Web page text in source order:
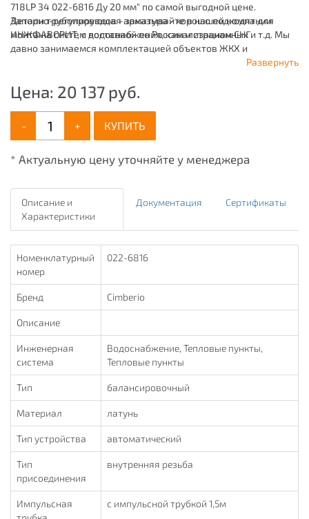
718LP 34 022-6816 Ду 20 мм" по самой выгодной цене.
Запорно-регулирующая арматура - хорошо подходят для
монтажа систем водоснабжения, канализационных и т.д. Мы
давно занимаемся комплектацией объектов ЖКХ и
промышленных зданий, имея широкий ассортимент
канализации и пожаротушения.
Детали трубопроводов - заказывайте в нашей компании
ИНЖФАВОРИТ, с доставкой по России и странам СНГ.
Развернуть
Цена: 20 137 руб.
- + КУПИТЬ
* Актуальную цену уточняйте у менеджера
Описание и
Характеристики
Документация Сертификаты
Номенклатурный
номер
022-6816
Бренд Cimberio
Описание
Инженерная
система
Водоснабжение, Тепловые пункты,
Тепловые пункты
Тип балансировочный
Материал латунь
Тип устройства автоматический
Тип
присоединения
внутренняя резьба
Импульсная
с импульсной трубкой 1,5м